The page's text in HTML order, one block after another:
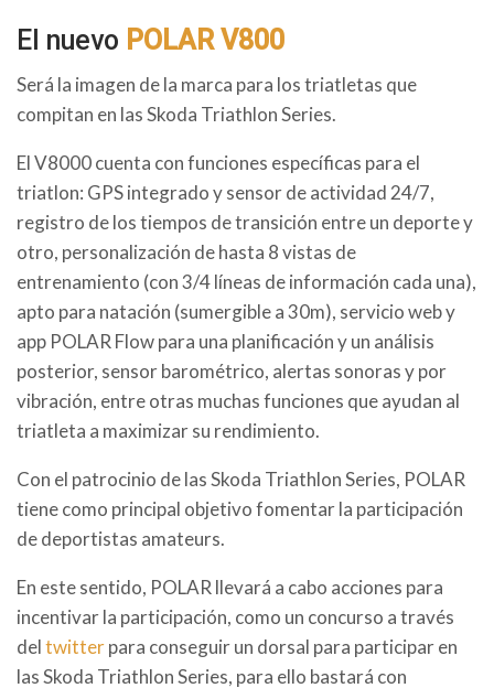
El nuevo POLAR V800
Será la imagen de la marca para los triatletas que
compitan en las Skoda Triathlon Series.
El V8000 cuenta con funciones específicas para el
triatlon: GPS integrado y sensor de actividad 24/7,
registro de los tiempos de transición entre un deporte y
otro, personalización de hasta 8 vistas de
entrenamiento (con 3/4 líneas de información cada una),
apto para natación (sumergible a 30m), servicio web y
app POLAR Flow para una planificación y un análisis
posterior, sensor barométrico, alertas sonoras y por
vibración, entre otras muchas funciones que ayudan al
triatleta a maximizar su rendimiento.
Con el patrocinio de las Skoda Triathlon Series, POLAR
tiene como principal objetivo fomentar la participación
de deportistas amateurs.
En este sentido, POLAR llevará a cabo acciones para
incentivar la participación, como un concurso a través
deltwitterpara conseguir un dorsal para participar en
las Skoda Triathlon Series, para ello bastará con